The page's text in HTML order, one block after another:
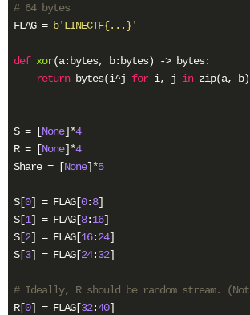
# 64 bytes
FLAG = b'LINECTF{...}'
def xor(a:bytes, b:bytes) -> bytes:
return bytes(i^j for i, j in zip(a,
S = [None]*4
R = [None]*4
Share = [None]*5
S[0] = FLAG[0:8]
S[1] = FLAG[8:16]
S[2] = FLAG[16:24]
S[3] = FLAG[24:32]
# Ideally, R should be random stream.
R[0] = FLAG[32:40]